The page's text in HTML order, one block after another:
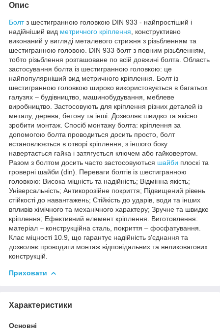
Опис
Болтз шестигранною головкою DIN 933 - найпростіший і
надійніший вид метричного кріплення , конструктивно
виконаний у вигляді металевого стрижня з різьбленням та
шестигранною головою. DIN 933 болт з повним різьбленням,
тобто різьблення розташоване по всій довжині болта. Область
застосування болта із шестигранною головкою: це
найпопулярніший вид метричного кріплення. Болт із
шестигранною головкою широко використовується в багатьох
галузях – будівництво, машинобудування, меблеве
виробництво. Застосовують для кріплення різних деталей із
металу, дерева, бетону та інші. Дозволяє швидко та якісно
зробити монтаж. Спосіб монтажу болта: кріплення за
допомогою болта проводиться досить просто, болт
встановлюється в отворі кріплення, з іншого боку
навертається гайка і затягується ключем або гайковертом.
Разом з болтом досить часто застосовуються шайби плоскі та
гроверні шайби (din). Переваги болтів із шестигранною
головкою: Висока міцність та надійність; Відмінна якість;
Універсальність; Антикорозійне покриття; Підвищений рівень
стійкості до навантажень; Стійкість до ударів, води та інших
впливів хімічного та механічного характеру; Зручне та швидке
кріплення; Ефективний елемент кріплення. Виготовлення:
матеріал – конструкційна сталь, покриття – фосфатування.
Клас міцності 10.9, що гарантує надійність з'єднання та
дозволяє проводити монтаж відповідальних та великовагових
конструкцій.
Приховати
Характеристики
Основні